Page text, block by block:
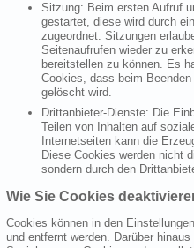
Sitzung: Beim ersten Aufruf
gestartet, diese wird durch
zugeordnet. Sitzungen
Seitenaufrufen wieder zu
bereitstellen zu können. Es
Cookies, dass beim
gelöscht wird.
Drittanbieter-Dienste: Die
Teilen von Inhalten auf
Internetseiten kann die
Diese Cookies werden nicht
sondern durch den
Wie Sie Cookies
Cookies können in den
und entfernt werden. Darüber